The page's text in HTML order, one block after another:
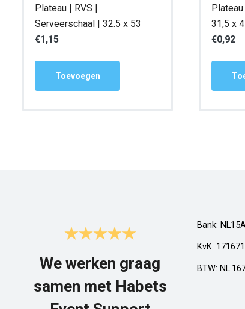
Plateau | RVS |
Serveerschaal | 32.5 x 53
€1,15
Toevoegen
31,5 x
€0,92
We werken graag
samen met Habets
Al een
een
Bank:
KvK:
BTW: